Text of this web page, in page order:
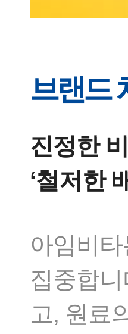
브랜드
진정한
‘철저한
아임비타
집중합
고, 원료